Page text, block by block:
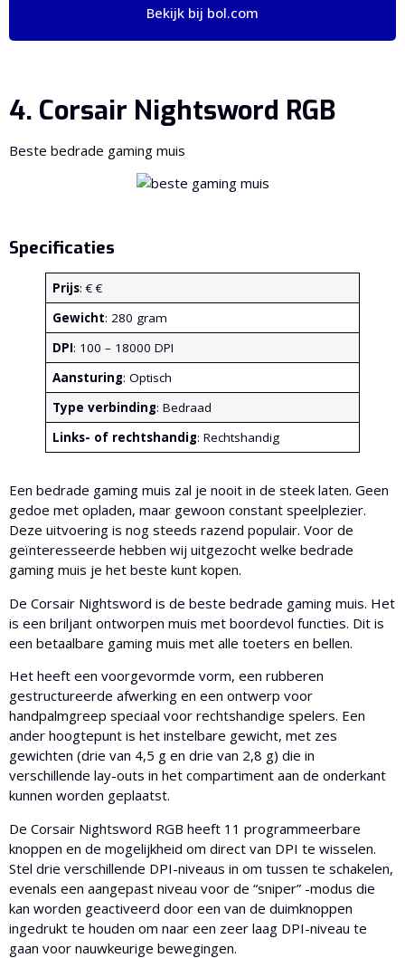
Bekijk bij bol.com
4. Corsair Nightsword RGB
Beste bedrade gaming muis
Specificaties
Prijs: € €
Gewicht: 280 gram
DPI: 100 – 18000 DPI
Aansturing: Optisch
Type verbinding: Bedraad
Links- of rechtshandig: Rechtshandig
Een bedrade gaming muis zal je nooit in de steek laten. Geen
gedoe met opladen, maar gewoon constant speelplezier.
Deze uitvoering is nog steeds razend populair. Voor de
geïnteresseerde hebben wij uitgezocht welke bedrade
gaming muis je het beste kunt kopen.
De Corsair Nightsword is de beste bedrade gaming muis. Het
is een briljant ontworpen muis met boordevol functies. Dit is
een betaalbare gaming muis met alle toeters en bellen.
Het heeft een voorgevormde vorm, een rubberen
gestructureerde afwerking en een ontwerp voor
handpalmgreep speciaal voor rechtshandige spelers. Een
ander hoogtepunt is het instelbare gewicht, met zes
gewichten (drie van 4,5 g en drie van 2,8 g) die in
verschillende lay-outs in het compartiment aan de onderkant
kunnen worden geplaatst.
De Corsair Nightsword RGB heeft 11 programmeerbare
knoppen en de mogelijkheid om direct van DPI te wisselen.
Stel drie verschillende DPI-niveaus in om tussen te schakelen,
evenals een aangepast niveau voor de “sniper” -modus die
kan worden geactiveerd door een van de duimknoppen
ingedrukt te houden om naar een zeer laag DPI-niveau te
gaan voor nauwkeurige bewegingen.